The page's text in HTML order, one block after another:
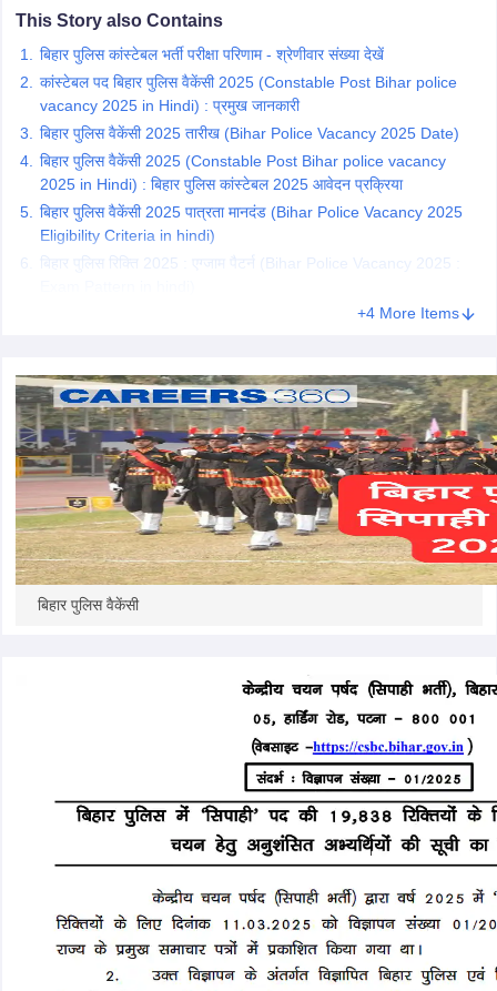
CGL Answer key
Constable CutoffSSC GD Constable SyllabusSSC GD Constable
AFCAT Exam Dates
UPSC IAS Answer key
RRB NTPC Exam patternRRB NTPC Answer key
D Exam Centres RRB Group D Exam pattern
UPTET Question Papers
This Story also Contains
बिहार पुलिस कांस्टेबल भर्ती परीक्षा परिणाम - श्रेणीवार संख्या देखें
कांस्टेबल पद बिहार पुलिस वैकेंसी 2025 (Constable Post Bihar police
vacancy 2025 in Hindi) : प्रमुख जानकारी
बिहार पुलिस वैकेंसी 2025 तारीख (Bihar Police Vacancy 2025 Date)
बिहार पुलिस वैकेंसी 2025 (Constable Post Bihar police vacancy
2025 in Hindi) : बिहार पुलिस कांस्टेबल 2025 आवेदन प्रक्रिया
बिहार पुलिस वैकेंसी 2025 पात्रता मानदंड (Bihar Police Vacancy 2025
Eligibility Criteria in hindi)
बिहार पुलिस रिक्ति 2025 : एग्जाम पैटर्न (Bihar Police Vacancy 2025 :
+4 More Items
बिहार पुलिस वैकेंसी